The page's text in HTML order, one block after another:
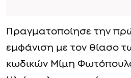
Πραγματοποίησε την
εμφάνιση με τον θίασο
κωδικών Μίμη